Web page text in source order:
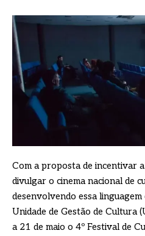
Com a proposta de incentivar
divulgar o cinema nacional de
desenvolvendo essa
Unidade de Gestão de Cultura
a 21 de maio o 4º Festival de